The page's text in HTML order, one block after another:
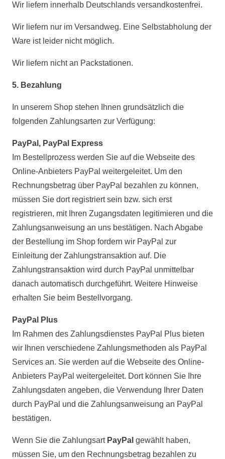
Wir liefern innerhalb Deutschlands versandkostenfrei.
Wir liefern nur im Versandweg. Eine Selbstabholung der
Ware ist leider nicht möglich.
Wir liefern nicht an Packstationen.
5. Bezahlung
In unserem Shop stehen Ihnen grundsätzlich die
folgenden Zahlungsarten zur Verfügung:
PayPal, PayPal Express
Im Bestellprozess werden Sie auf die Webseite des
Online-Anbieters PayPal weitergeleitet. Um den
Rechnungsbetrag über PayPal bezahlen zu können,
müssen Sie dort registriert sein bzw. sich erst
registrieren, mit Ihren Zugangsdaten legitimieren und die
Zahlungsanweisung an uns bestätigen. Nach Abgabe
der Bestellung im Shop fordern wir PayPal zur
Einleitung der Zahlungstransaktion auf. Die
Zahlungstransaktion wird durch PayPal unmittelbar
danach automatisch durchgeführt. Weitere Hinweise
erhalten Sie beim Bestellvorgang.
PayPal Plus
Im Rahmen des Zahlungsdienstes PayPal Plus bieten
wir Ihnen verschiedene Zahlungsmethoden als PayPal
Services an. Sie werden auf die Webseite des Online-
Anbieters PayPal weitergeleitet. Dort können Sie Ihre
Zahlungsdaten angeben, die Verwendung Ihrer Daten
durch PayPal und die Zahlungsanweisung an PayPal
bestätigen.
Wenn Sie die Zahlungsart PayPal gewählt haben,
müssen Sie, um den Rechnungsbetrag bezahlen zu